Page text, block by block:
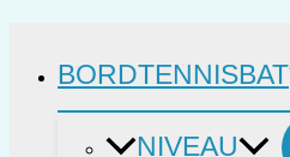
BORDTENNISBAT
NIVEAU